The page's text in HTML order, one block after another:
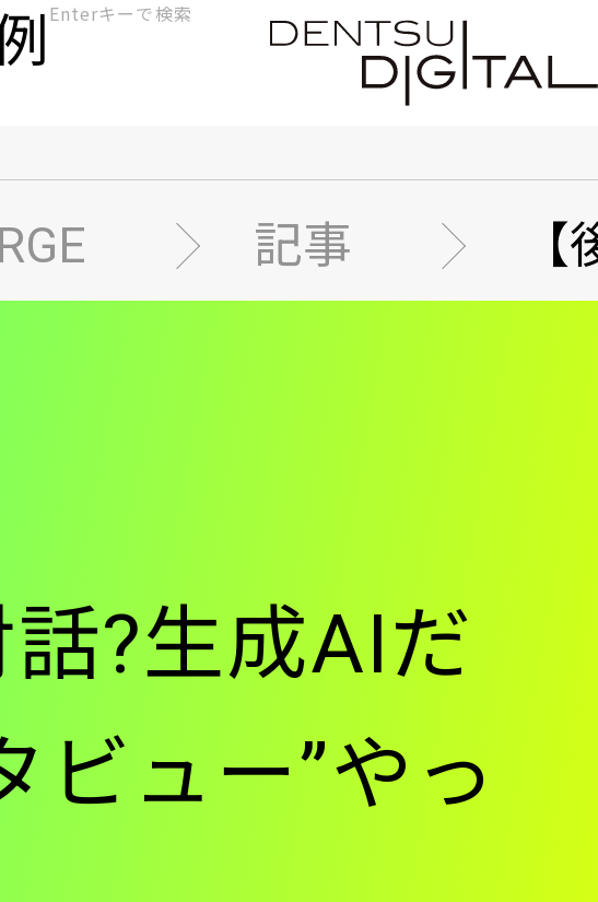
検
索
記事
話?生成AIだ
ビュー”やっ